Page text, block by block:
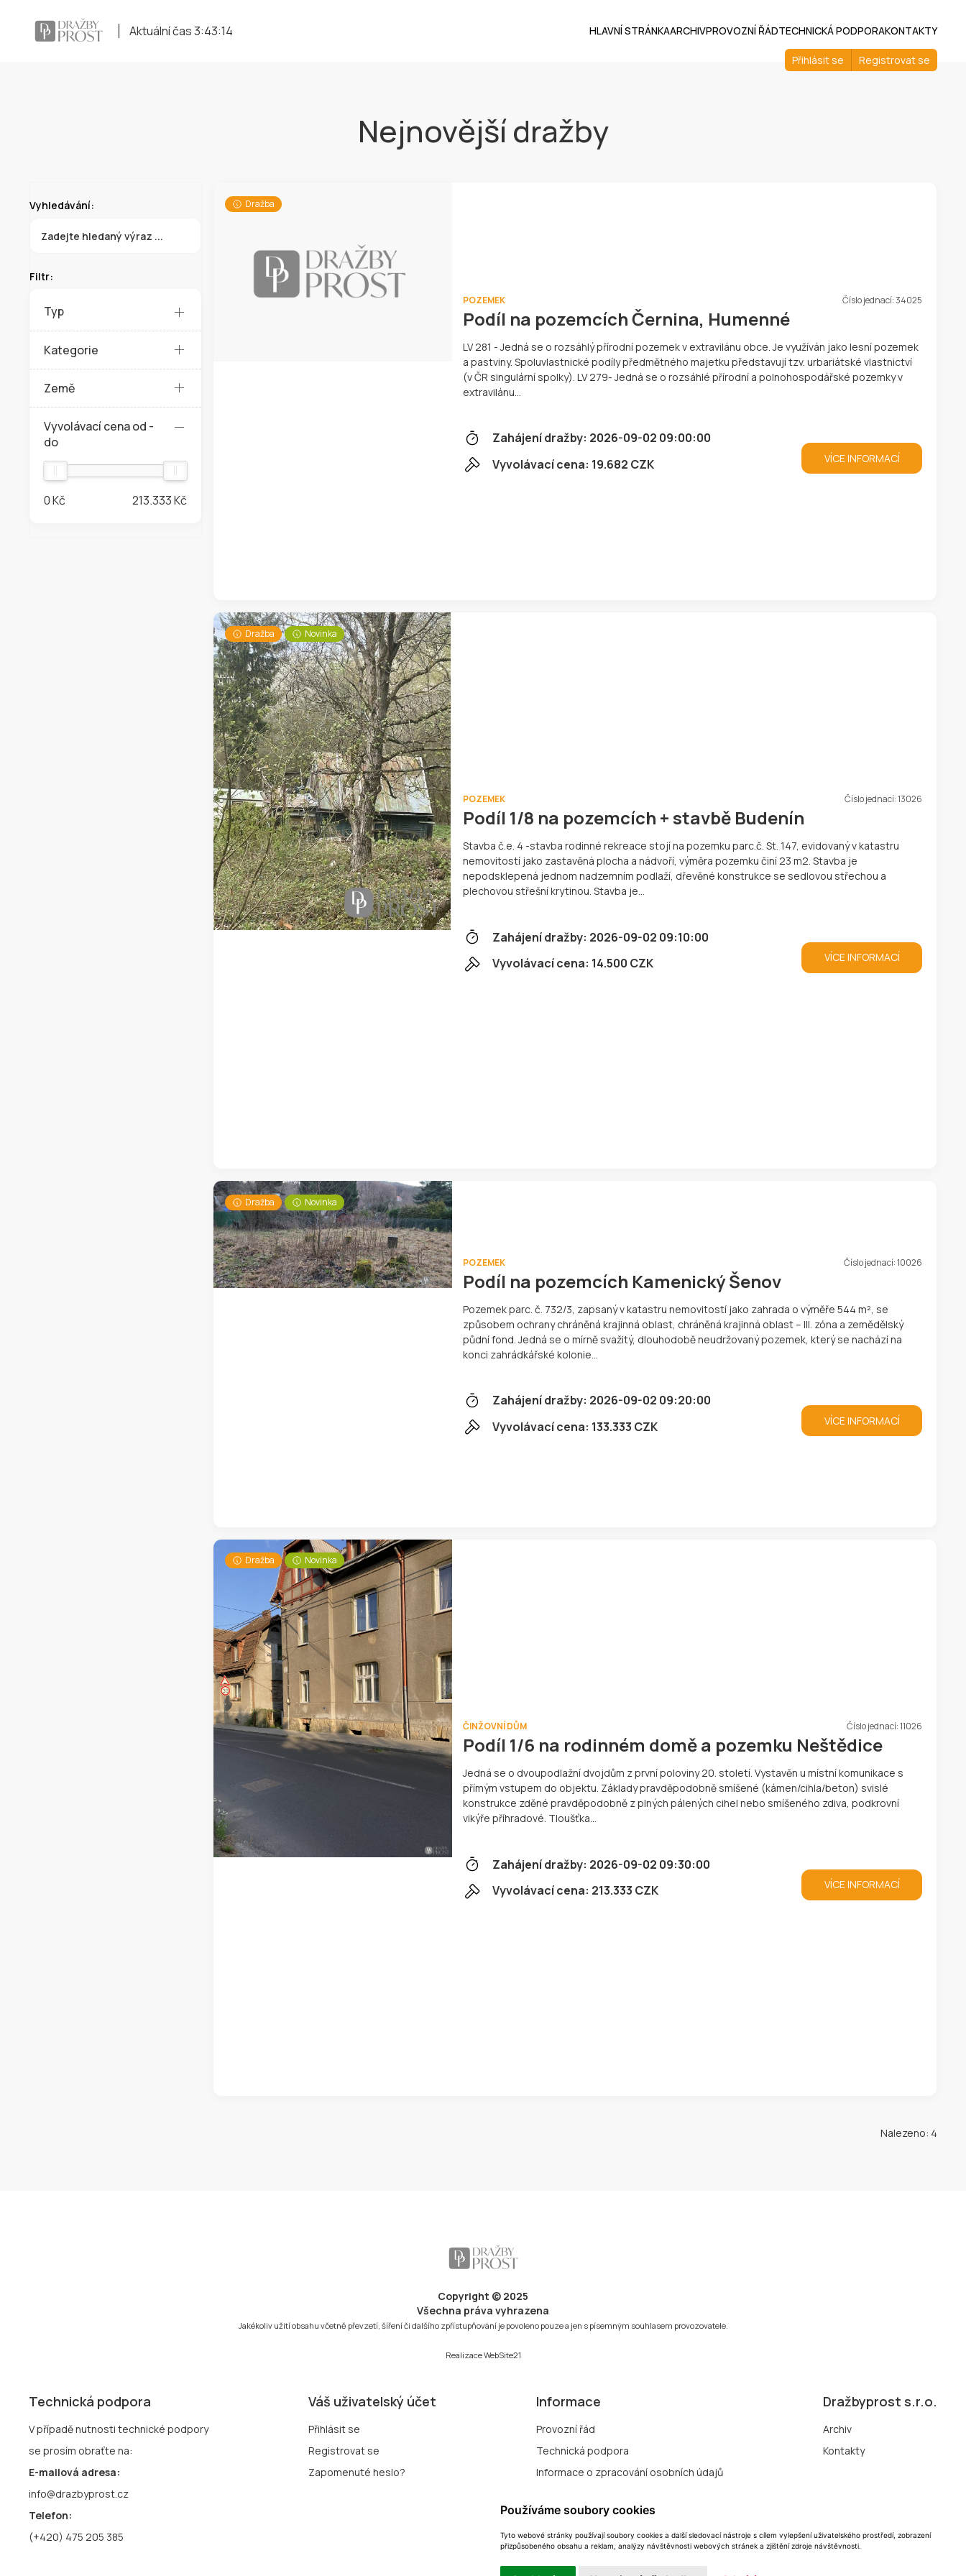
Používáme soubory cookies
Tyto webové stránky používají soubory cookies a další sledovací nástroje s cílem vylepšení uživatelského prostředí, zobrazení
přizpůsobeného obsahu a reklam, analýzy návštěvnosti webových stránek a zjištění zdroje návštěvnosti.
Aktuální čas3:43:14 HLAVNÍ STRÁNKAARCHIVPROVOZNÍ ŘÁDTECHNICKÁ PODPORAKONTAKTY
Přihlásit se Registrovat se
Nejnovější dražby
Vyhledávání:
Filtr:
Typ
Kategorie
Země
Vyvolávací cena od -
do
0 Kč 213.333 Kč
Dražba
POZEMEK Číslo jednací:34025
Podíl na pozemcích Černina, Humenné
LV 281 - Jedná se o rozsáhlý přírodní pozemek v extravilánu obce. Je využíván jako lesní pozemek
a pastviny. Spoluvlastnické podíly předmětného majetku představují tzv. urbariátské vlastnictví
(v ČR singulární spolky). LV 279- Jedná se o rozsáhlé přírodní a polnohospodářské pozemky v
extravilánu…
Zahájení dražby: 2026-09-02 09:00:00
Vyvolávací cena: 19.682 CZK VÍCE INFORMACÍ
Dražba Novinka
POZEMEK Číslo jednací:13026
Podíl 1/8 na pozemcích + stavbě Budenín
Stavba č.e. 4 -stavba rodinné rekreace stojí na pozemku parc.č. St. 147, evidovaný v katastru
nemovitostí jako zastavěná plocha a nádvoří, výměra pozemku činí 23 m2. Stavba je
nepodsklepená jednom nadzemním podlaží, dřevěné konstrukce se sedlovou střechou a
plechovou střešní krytinou. Stavba je…
Zahájení dražby: 2026-09-02 09:10:00
Vyvolávací cena: 14.500 CZK VÍCE INFORMACÍ
Dražba Novinka
POZEMEK Číslo jednací:10026
Podíl na pozemcích Kamenický Šenov
Pozemek parc. č. 732/3, zapsaný v katastru nemovitostí jako zahrada o výměře 544 m², se
způsobem ochrany chráněná krajinná oblast, chráněná krajinná oblast – III. zóna a zemědělský
půdní fond. Jedná se o mírně svažitý, dlouhodobě neudržovaný pozemek, který se nachází na
konci zahrádkářské kolonie…
Zahájení dražby: 2026-09-02 09:20:00
Vyvolávací cena: 133.333 CZK VÍCE INFORMACÍ
Dražba Novinka
ČINŽOVNÍ DŮM Číslo jednací:11026
Podíl 1/6 na rodinném domě a pozemku Neštědice
Jedná se o dvoupodlažní dvojdům z první poloviny 20. století. Vystavěn u místní komunikace s
přímým vstupem do objektu. Základy pravděpodobně smíšené (kámen/cihla/beton) svislé
konstrukce zděné pravděpodobně z plných pálených cihel nebo smíšeného zdiva, podkrovní
vikýře příhradové. Tloušťka…
Zahájení dražby: 2026-09-02 09:30:00
Vyvolávací cena: 213.333 CZK VÍCE INFORMACÍ
Nalezeno: 4
Copyright © 2025
Všechna práva vyhrazena
Jakékoliv užití obsahu včetně převzetí, šíření či dalšího zpřístupňování je povoleno pouze a jen s písemným souhlasem provozovatele.
RealizaceWebSite21
Technická podpora
V případě nutnosti technické podpory
se prosím obraťte na:
E-mailová adresa:
info@drazbyprost.cz
Telefon:
(+420) 475 205 385
Váš uživatelský účet
Přihlásit se
Registrovat se
Zapomenuté heslo?
Informace
Provozní řád
Technická podpora
Informace o zpracování osobních údajů
Přihlášení k odběru nových dražeb
Změna nastavení cookie
Dražbyprost s.r.o.
Archiv
Kontakty